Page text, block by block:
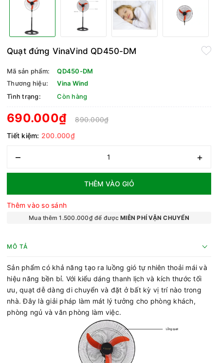
Quạt đứng VinaVind QD450-DM
Mã sản phẩm:
QD450-DM
Thương hiệu:
Vina Wind
Tình trạng:
Còn hàng
690.000₫
890.000₫
Tiết kiệm: 200.000₫
– +
THÊM VÀO GIỎ
Thêm vào so sánh
Mua thêm 1.500.000₫ để đượcMIỄN PHÍ VẬN CHUYỂN
MÔ TẢ
Sản phẩm có khả năng tạo ra luồng gió tự nhiên thoải mái và
hiệu năng bền bỉ. Với kiểu dáng thanh lịch và kích thước tối
ưu, quạt dễ dàng di chuyển và đặt ở bất kỳ vị trí nào trong
nhà. Đây là giải pháp làm mát lý tưởng cho phòng khách,
phòng ngủ và văn phòng làm việc.